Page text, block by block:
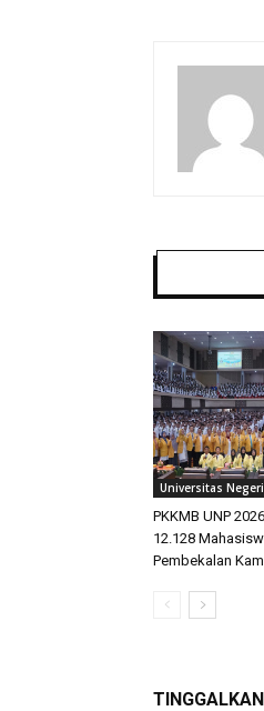
Universitas
PKKMB UNP
12.128
Pembekalan